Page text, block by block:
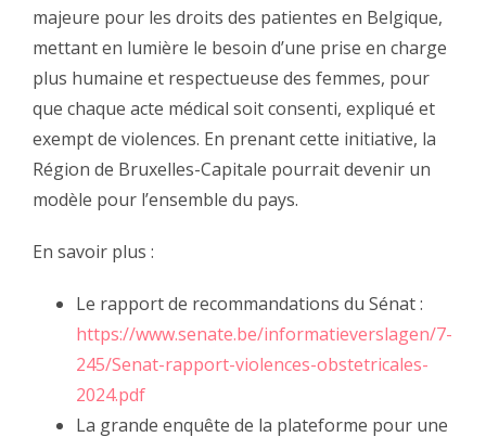
majeure pour les droits des patientes en Belgique,
mettant en lumière le besoin d’une prise en charge
plus humaine et respectueuse des femmes, pour
que chaque acte médical soit consenti, expliqué et
exempt de violences. En prenant cette initiative, la
Région de Bruxelles-Capitale pourrait devenir un
modèle pour l’ensemble du pays.
En savoir plus :
Le rapport de recommandations du Sénat :
https://www.senate.be/informatieverslagen/7-
245/Senat-rapport-violences-obstetricales-
2024.pdf
La grande enquête de la plateforme pour une